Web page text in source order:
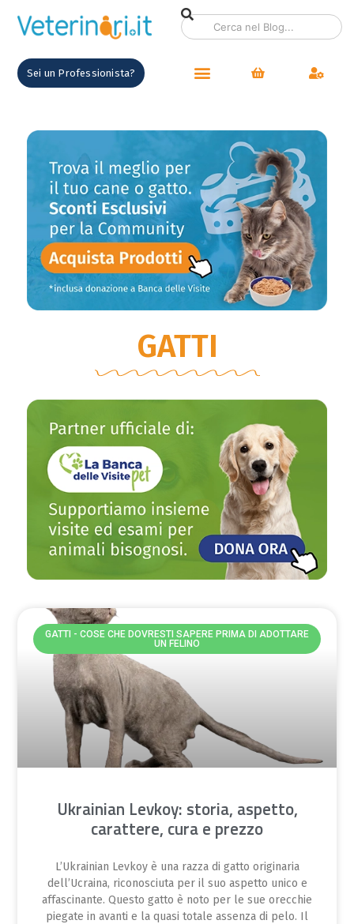
Sei un Professionista?
GATTI
GATTI - COSE CHE DOVRESTI SAPERE PRIMA DI ADOTTARE
UN FELINO
Ukrainian Levkoy: storia, aspetto,
carattere, cura e prezzo
L’Ukrainian Levkoy è una razza di gatto originaria
dell’Ucraina, riconosciuta per il suo aspetto unico e
affascinante. Questo gatto è noto per le sue orecchie
piegate in avanti e la quasi totale assenza di pelo. Il